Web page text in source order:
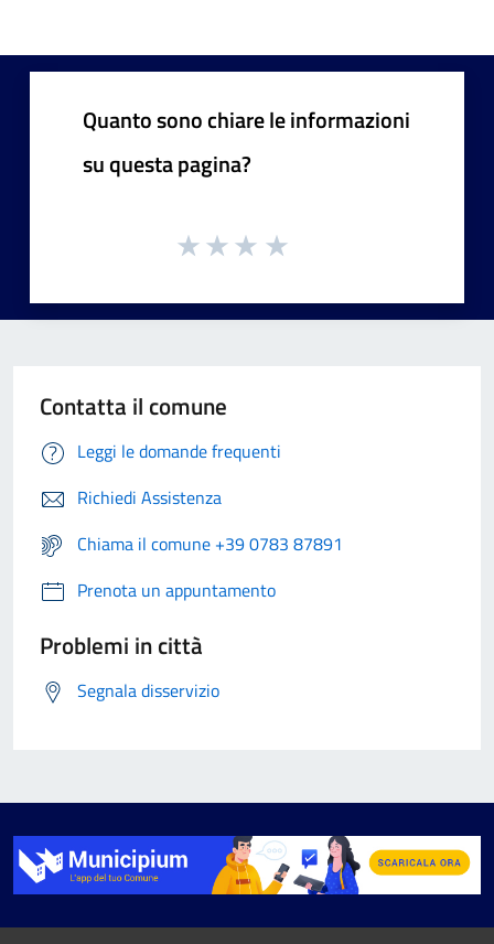
Quanto sono chiare le informazioni
su questa pagina?
Contatta il comune
Leggi le domande frequenti
Richiedi Assistenza
Chiama il comune +39 0783 87891
Prenota un appuntamento
Problemi in città
Segnala disservizio